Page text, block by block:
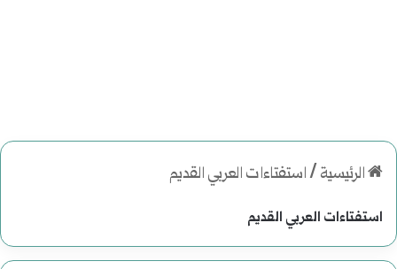
الرئيسية /استفتاءات العربي القديم
استفتاءات العربي القديم